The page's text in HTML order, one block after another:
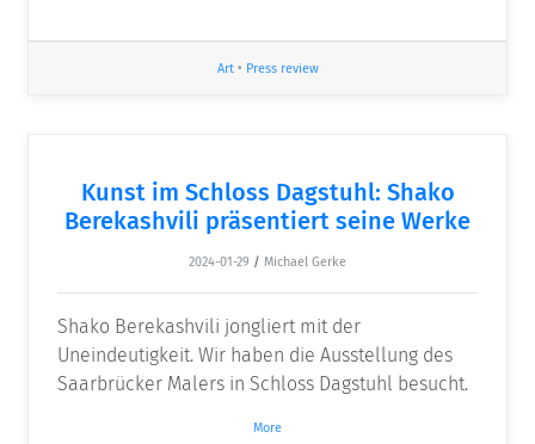
Art• Press review
Kunst im Schloss Dagstuhl: Shako
Berekashvili präsentiert seine Werke
2024-01-29 / Michael Gerke
Shako Berekashvili jongliert mit der
Uneindeutigkeit. Wir haben die Ausstellung des
Saarbrücker Malers in Schloss Dagstuhl besucht.
More